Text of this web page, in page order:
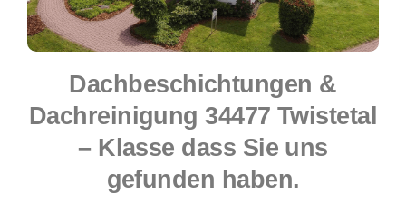
Dachbeschichtungen &
Dachreinigung 34477 Twistetal
– Klasse dass Sie uns
gefunden haben.